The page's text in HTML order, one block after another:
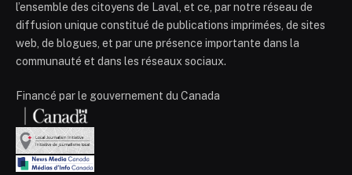
l’ensemble des citoyens de Laval, et ce, par notre réseau de
diffusion unique constitué de publications imprimées, de sites
web, de blogues, et par une présence importante dans la
communauté et dans les réseaux sociaux.
Financé par le gouvernement du Canada